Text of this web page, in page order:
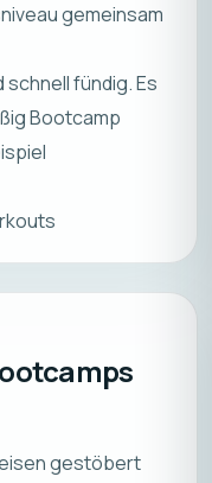
gemeinsam
fündig. Es
Bootcamp
gestöbert